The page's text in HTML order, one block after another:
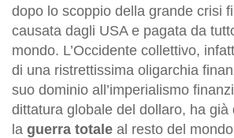
dopo lo scoppio della grande crisi
causata dagli USA e pagata da
mondo. L’Occidente collettivo,
di una ristrettissima oligarchia
suo dominio all’imperialismo
dittatura globale del dollaro, ha già
la guerra totale al resto del